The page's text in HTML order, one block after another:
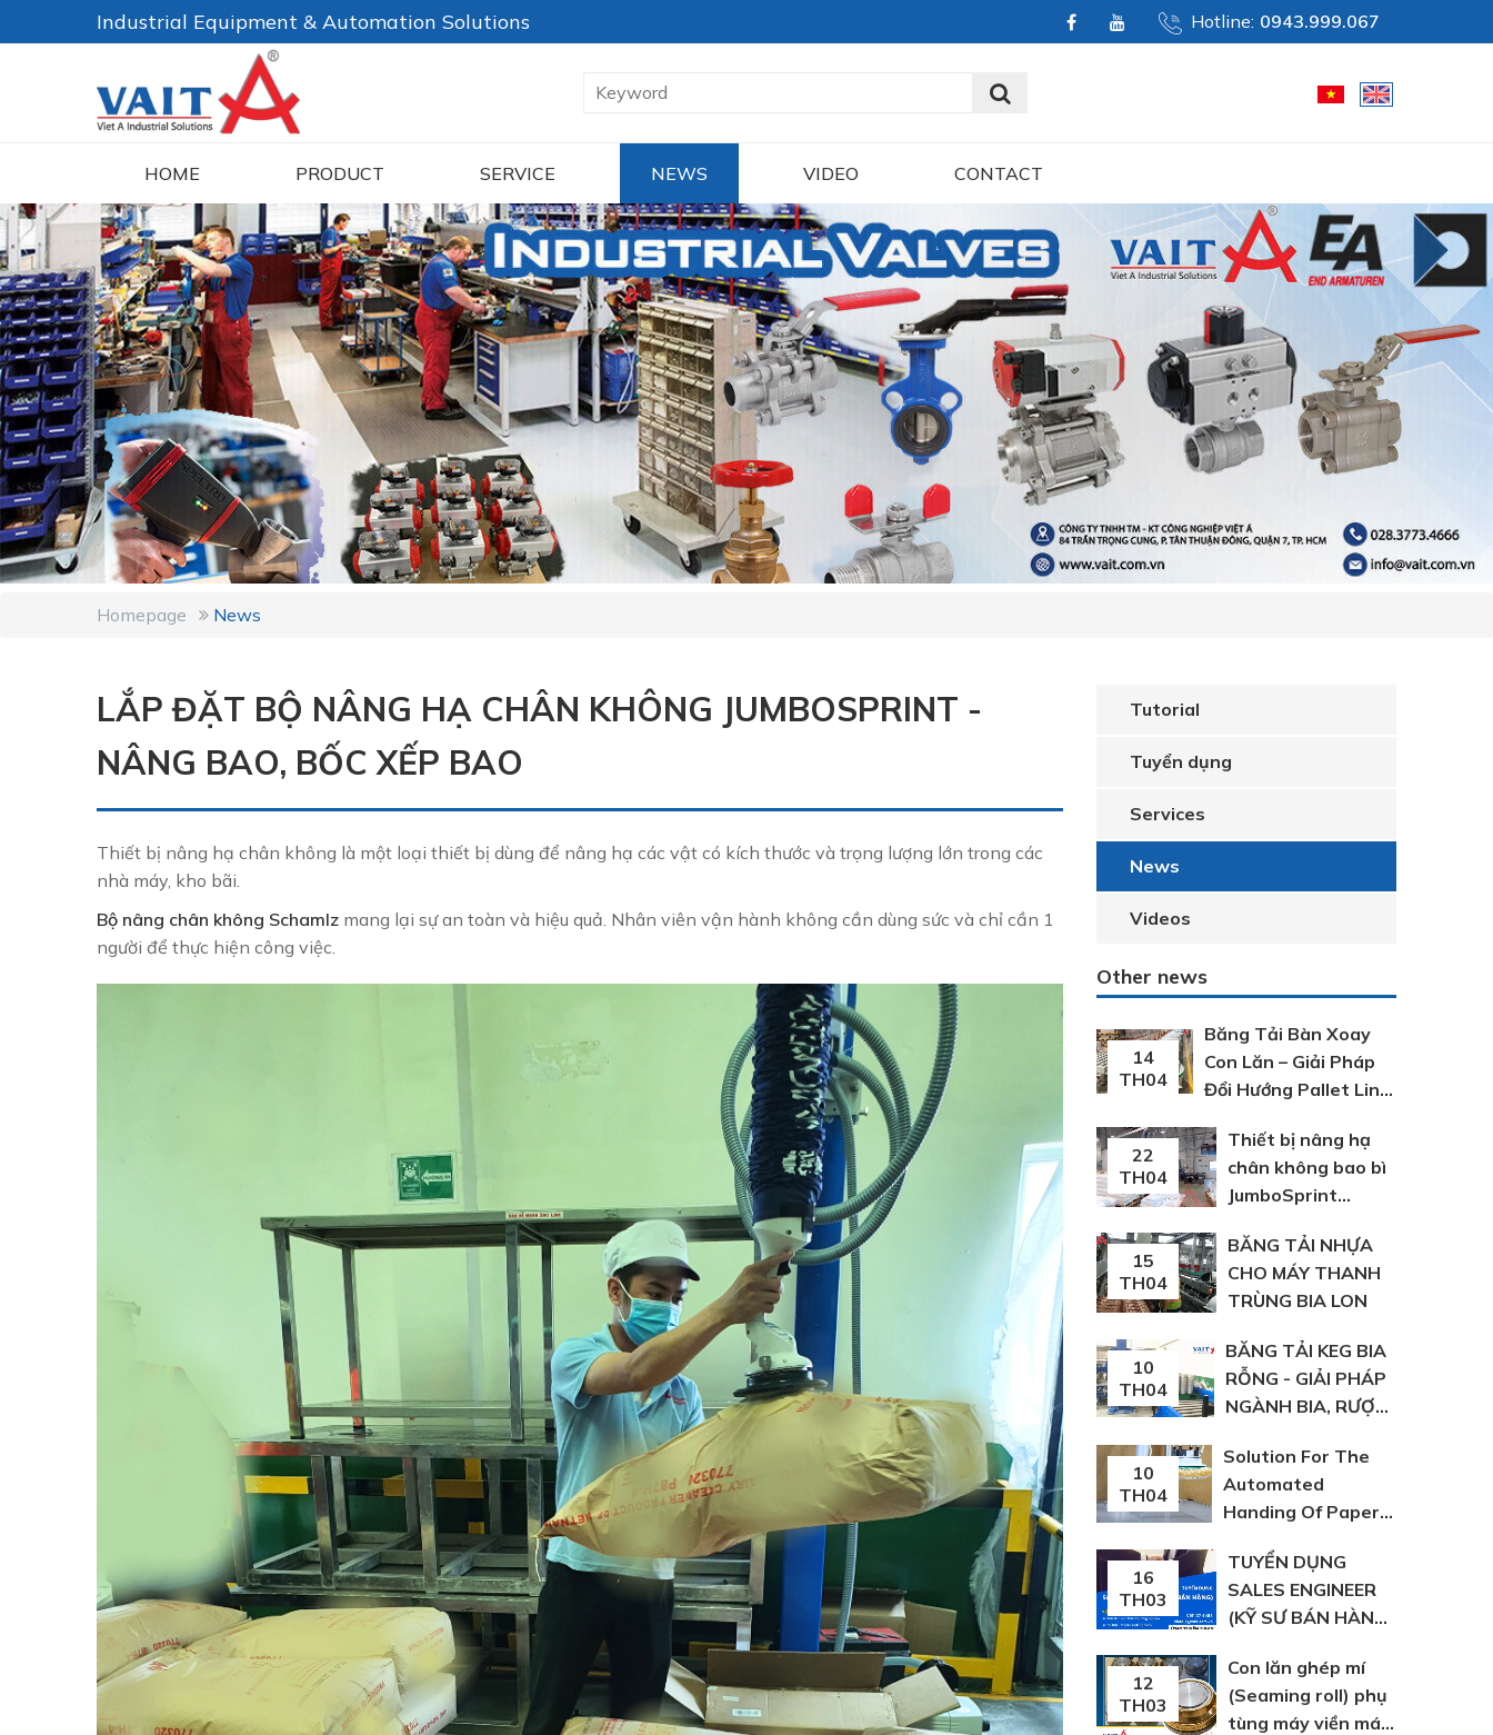
Industrial Equipment & Automation Solutions Hotline: 0943.999.067
HOME PRODUCT SERVICE NEWS VIDEO CONTACT
Homepage News
LẮP ĐẶT BỘ NÂNG HẠ CHÂN KHÔNG JUMBOSPRINT -
NÂNG BAO, BỐC XẾP BAO
Thiết bị nâng hạ chân không là một loại thiết bị dùng để nâng hạ các vật có kích thước và trọng lượng lớn trong các
nhà máy, kho bãi.
Bộ nâng chân không Schamlz mang lại sự an toàn và hiệu quả. Nhân viên vận hành không cần dùng sức và chỉ cần 1
người để thực hiện công việc.
Tutorial
Tuyển dụng
Services
News
Videos
Other news
14
TH04
Băng Tải Bàn Xoay
Con Lăn – Giải Pháp
Đổi Hướng Pallet Linh
Chuyền Sản Xuất
22
TH04
Thiết bị nâng hạ
chân không bao bì
JumboSprint
15
TH04
BĂNG TẢI NHỰA
CHO MÁY THANH
TRÙNG BIA LON
10
TH04
BĂNG TẢI KEG BIA
RỖNG - GIẢI PHÁP
NGÀNH BIA, RƯỢU,
10
TH04
Solution For The
Automated
Handing Of Paper,
Bags
16
TH03
TUYỂN DỤNG
SALES ENGINEER
(KỸ SƯ BÁN HÀNG)
12
TH03
Con lăn ghép mí
(Seaming roll) phụ
tùng máy viền máy